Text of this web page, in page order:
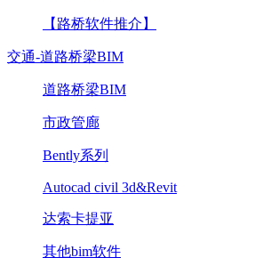
【路桥软件推介】
交通-道路桥梁BIM
道路桥梁BIM
市政管廊
Bently系列
Autocad civil 3d&Revit
达索卡提亚
其他bim软件